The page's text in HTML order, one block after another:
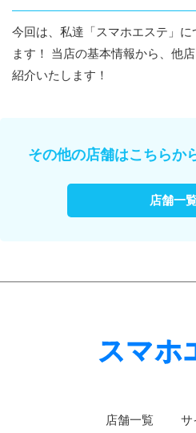
今回は、私達「スマホエステ」
ます！ 当店の基本情報から、他店との違いなど！ 隅々までご
紹介いたします！
その他の店舗はこちらか
店舗一
店舗一覧 サ